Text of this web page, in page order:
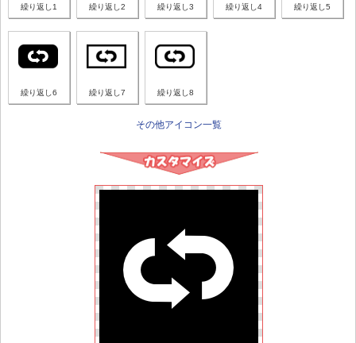
繰り返し1 繰り返し2 繰り返し3 繰り返し4 繰り返し5
繰り返し6 繰り返し7 繰り返し8
その他アイコン一覧